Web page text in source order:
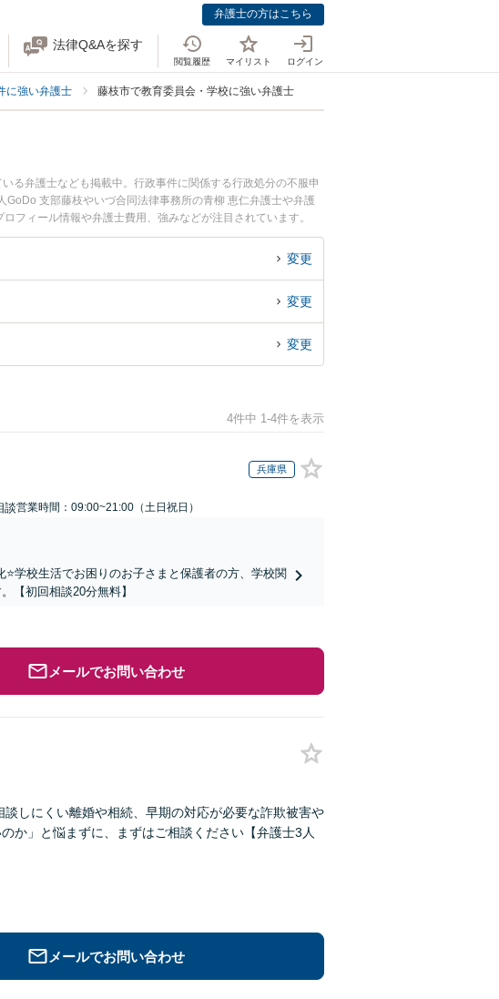
弁護士の方はこちら
法律Q&Aを探す
閲覧履歴 マイリスト ログイン
に強い弁護士 藤枝市で教育委員会・学校に強い弁護士
る弁護士なども掲載中。行政事件に関係する行政処分の不服申
支部藤枝やいづ合同法律事務所の青柳 恵仁弁護士や弁護
フィール情報や弁護士費用、強みなどが注目されています。
学校相手のトラブル解決の実績豊富な近くの弁護士を検索した
相談者さんにおすすめです。
変更
変更
変更
4件中 1-4件を表示
兵庫県
談営業時間：09:00~21:00（土日祝日）
⭐️学校生活でお困りのお子さまと保護者の方、学校関
【初回相談20分無料】
メールでお問い合わせ
しにくい離婚や相続、早期の対応が必要な詐欺被害や
か」と悩まずに、まずはご相談ください【弁護士3人
メールでお問い合わせ